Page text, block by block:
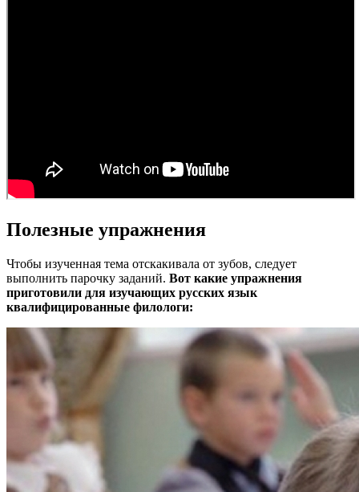
Полезные упражнения
Чтобы изученная тема отскакивала от зубов, следует
выполнить парочку заданий. Вот какие упражнения
приготовили для изучающих русских язык
квалифицированные филологи: